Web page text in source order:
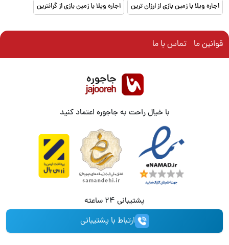
اجاره ویلا با زمین بازی از ارزان ترین اجاره ویلا با زمین بازی از گرانترین
قوانین ما تماس با ما
با خیال راحت به جاجوره اعتماد کنید
پشتیبانی 24 ساعته
ارتباط با پشتیبانی